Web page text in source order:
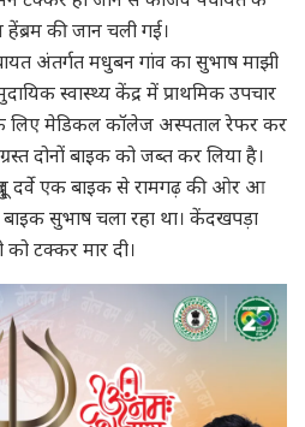
हेंब्रम की जान चली गई।
अंतर्गत मधुबन गांव का सुभाष माझी
स्वास्थ्य केंद्र में प्राथमिक उपचार
लिए मेडिकल कॉलेज अस्पताल रेफर कर
दोनों बाइक को जब्त कर लिया है।
दर्वे एक बाइक से रामगढ़ की ओर आ
सुभाष चला रहा था। केंदखपड़ा
टक्कर मार दी।